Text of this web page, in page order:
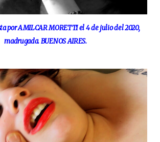
por AMILCAR MORETTI el 4 de julio del 2020,
madrugada. BUENOS AIRES.